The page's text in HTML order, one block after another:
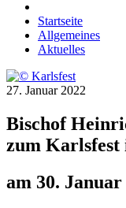
Startseite
Allgemeines
Aktuelles
27. Januar 2022
Bischof
zum Karlsfest
am 30. Januar